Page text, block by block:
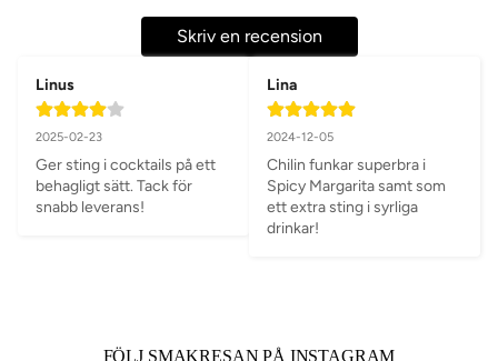
Skriv en recension
Linus
2025-02-23
Ger sting i cocktails på ett
behagligt sätt. Tack för
snabb leverans!
Lina
2024-12-05
Chilin funkar superbra i
Spicy Margarita samt som
ett extra sting i syrliga
drinkar!
FÖLJ SMAKRESAN PÅ INSTAGRAM